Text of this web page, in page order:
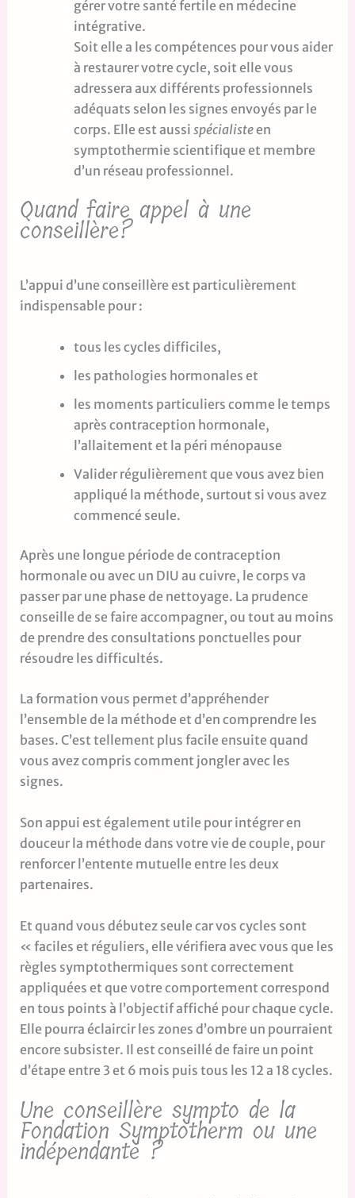
gérer votre santé fertile en médecine
intégrative.
Soit elle a les compétences pour vous aider
à restaurer votre cycle, soit elle vous
adressera aux différents professionnels
adéquats selon les signes envoyés par le
corps. Elle est aussi spécialisteen
symptothermie scientifique et membre
d’un réseau professionnel.
Quand faire appel à une
conseillère?
L’appui d’une conseillère est particulièrement
indispensable pour :
tous les cycles difficiles,
les pathologies hormonales et
les moments particuliers comme le temps
après contraception hormonale,
l’allaitement et la péri ménopause
Valider régulièrement que vous avez bien
appliqué la méthode, surtout si vous avez
commencé seule.
Après une longue période de contraception
hormonale ou avec un DIU au cuivre, le corps va
passer par une phase de nettoyage. La prudence
conseille de se faire accompagner, ou tout au moins
de prendre des consultations ponctuelles pour
résoudre les difficultés.
La formation vous permet d’appréhender
l’ensemble de la méthode et d’en comprendre les
bases. C’est tellement plus facile ensuite quand
vous avez compris comment jongler avec les
signes.
Son appui est également utile pour intégrer en
douceur la méthode dans votre vie de couple, pour
renforcer l’entente mutuelle entre les deux
partenaires.
Et quand vous débutez seule car vos cycles sont
« faciles et réguliers, elle vérifiera avec vous que les
règles symptothermiques sont correctement
appliquées et que votre comportement correspond
en tous points à l’objectif affiché pour chaque cycle.
Elle pourra éclaircir les zones d’ombre un pourraient
encore subsister. Il est conseillé de faire un point
d’étape entre 3 et 6 mois puis tous les 12 a 18 cycles.
Une conseillère sympto de la
Fondation Symptotherm ou une
indépendante ?